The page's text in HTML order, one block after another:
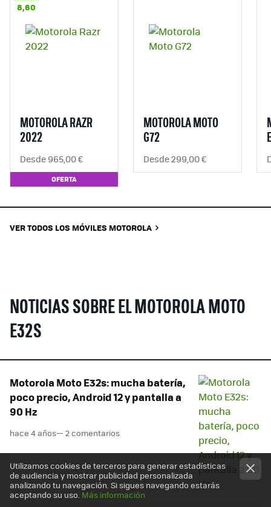
8,60
MOTOROLA RAZR
2022
Desde 965,00 €
OFERTA
MOTOROLA MOTO
G72
Desde 299,00 €
VER TODOS LOS MÓVILES MOTOROLA
NOTICIAS SOBRE EL MOTOROLA MOTO
E32S
Motorola Moto E32s: mucha batería,
poco precio, Android 12 y pantalla a
90 Hz
hace 4 años— 2 comentarios
Utilizamos cookies de terceros para generar estadísticas
de audiencia y mostrar publicidad personalizada
analizando tu navegación. Si sigues navegando estarás
aceptando su uso. Más información